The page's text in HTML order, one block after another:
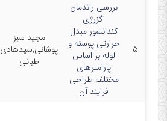
۵
بررسی راندمان
اگزرژی
کندانسور مبدل
حرارتی پوسته و
لوله بر اساس
پارامترهای
مختلف طراحی
فرایند آن
مجید سبز
پوشانی,سیدهادی
طبائی